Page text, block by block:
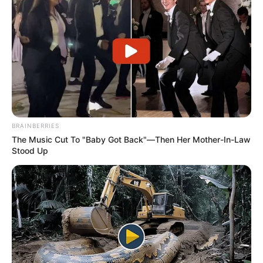
ALERTA BOGOTÁ EN GOOGLE NEWS
TEMAS RELACIONADOS
NOTICIAS BOLÍVAR CARTAGENA
MANTÉNGASE EN ALERTA
interesan. Para estar bien informado, por
favor, active las notificaciones de Alerta.
ACTIVAR AHORA
BRAINBERRIES
The Music Cut To "Baby Got Back"—Then Her Mother-In-Law
Stood Up